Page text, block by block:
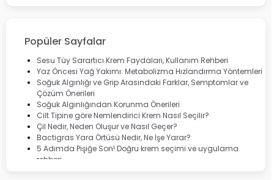
Lansinoh
Cebrolux
Dermoskin
Marvis
Rcfarma
Popüler Sayfalar
Sesu Tüy Sarartıcı Krem Faydaları, Kullanım Rehberi
Yaz Öncesi Yağ Yakımı: Metabolizma Hızlandırma Yöntemleri
Soğuk Algınlığı ve Grip Arasındaki Farklar, Semptomlar ve
Çözüm Önerileri
Soğuk Algınlığından Korunma Önerileri
Cilt Tipine göre Nemlendirici Krem Nasıl Seçilir?
Çil Nedir, Neden Oluşur ve Nasıl Geçer?
Bactigras Yara Örtüsü Nedir, Ne İşe Yarar?
5 Adımda Pişiğe Son! Doğru krem seçimi ve uygulama
rehberi